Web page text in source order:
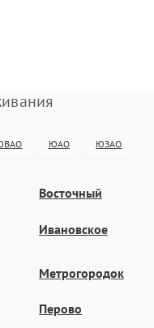
ЮАО ЮЗАО
Восточный
Ивановское
Метрогородок
Перово